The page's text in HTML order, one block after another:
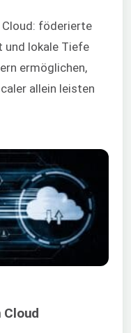
föderierte
und lokale Tiefe
ermöglichen,
allein leisten
Cloud